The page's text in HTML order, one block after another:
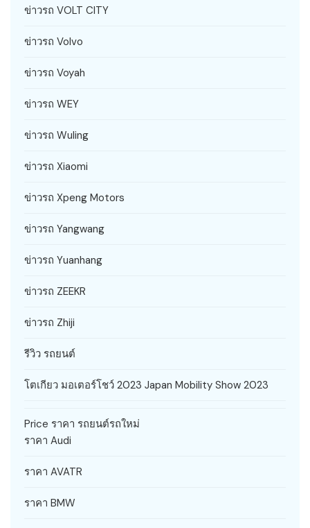
ข่าวรถ VOLT CITY
ข่าวรถ Volvo
ข่าวรถ Voyah
ข่าวรถ WEY
ข่าวรถ Wuling
ข่าวรถ Xiaomi
ข่าวรถ Xpeng Motors
ข่าวรถ Yangwang
ข่าวรถ Yuanhang
ข่าวรถ ZEEKR
ข่าวรถ Zhiji
รีวิว รถยนต์
โตเกียว มอเตอร์โชว์ 2023 Japan Mobility Show 2023
Price ราคา รถยนต์รถใหม่
ราคา Audi
ราคา AVATR
ราคา BMW